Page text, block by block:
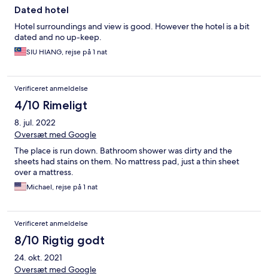
Dated hotel
Hotel surroundings and view is good. However the hotel is a bit
dated and no up-keep.
SIU HIANG, rejse på 1 nat
Verificeret anmeldelse
4/10 Rimeligt
8. jul. 2022
Oversæt med Google
The place is run down. Bathroom shower was dirty and the
sheets had stains on them. No mattress pad, just a thin sheet
over a mattress.
Michael, rejse på 1 nat
Verificeret anmeldelse
8/10 Rigtig godt
24. okt. 2021
Oversæt med Google